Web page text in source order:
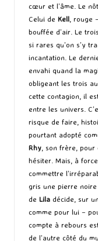
cœur et l’âme. Le
Celui de Kell ,
bouffée d’air. Le
si rares qu’on s’y
incantation. Le
envahi quand la
obligeant les trois
cette contagion, il
entre les univers.
risque de faire,
pourtant adopté
Rhy , son frère,
hésiter. Mais, à
commettre
gris une pierre noire
de Lila décide, sur
comme pour lui –
compte à rebours
de l’autre côté du